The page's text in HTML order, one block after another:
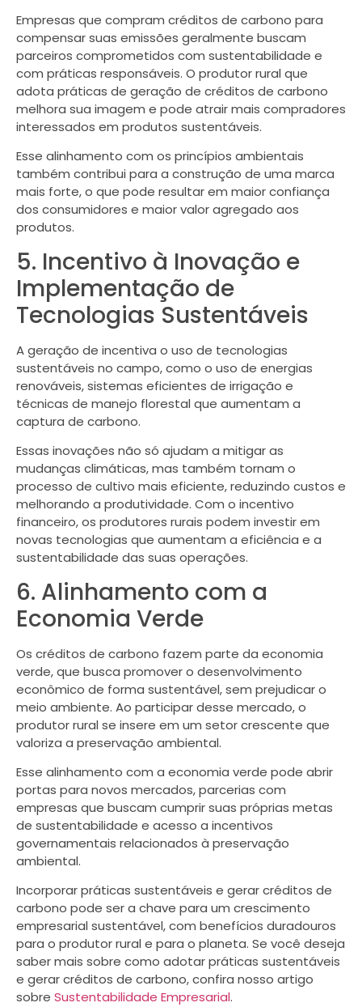
Empresas que compram créditos de carbono para
compensar suas emissões geralmente buscam
parceiros comprometidos com sustentabilidade e
com práticas responsáveis. O produtor rural que
adota práticas de geração de créditos de carbono
melhora sua imagem e pode atrair mais compradores
interessados em produtos sustentáveis.
Esse alinhamento com os princípios ambientais
também contribui para a construção de uma marca
mais forte, o que pode resultar em maior confiança
dos consumidores e maior valor agregado aos
produtos.
5. Incentivo à Inovação e
Implementação de
Tecnologias Sustentáveis
A geração de incentiva o uso de tecnologias
sustentáveis no campo, como o uso de energias
renováveis, sistemas eficientes de irrigação e
técnicas de manejo florestal que aumentam a
captura de carbono.
Essas inovações não só ajudam a mitigar as
mudanças climáticas, mas também tornam o
processo de cultivo mais eficiente, reduzindo custos e
melhorando a produtividade. Com o incentivo
financeiro, os produtores rurais podem investir em
novas tecnologias que aumentam a eficiência e a
sustentabilidade das suas operações.
6. Alinhamento com a
Economia Verde
Os créditos de carbono fazem parte da economia
verde, que busca promover o desenvolvimento
econômico de forma sustentável, sem prejudicar o
meio ambiente. Ao participar desse mercado, o
produtor rural se insere em um setor crescente que
valoriza a preservação ambiental.
Esse alinhamento com a economia verde pode abrir
portas para novos mercados, parcerias com
empresas que buscam cumprir suas próprias metas
de sustentabilidade e acesso a incentivos
governamentais relacionados à preservação
ambiental.
Incorporar práticas sustentáveis e gerar créditos de
carbono pode ser a chave para um crescimento
empresarial sustentável, com benefícios duradouros
para o produtor rural e para o planeta. Se você deseja
saber mais sobre como adotar práticas sustentáveis
e gerar créditos de carbono, confira nosso artigo
sobre Sustentabilidade Empresarial.